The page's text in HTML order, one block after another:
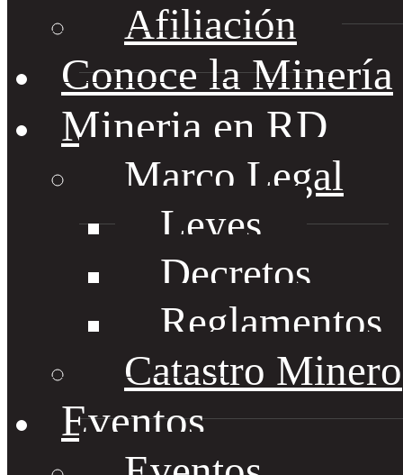
Afiliación
Conoce la Minería
Mineria en RD
Marco Legal
Leyes
Decretos
Reglamentos
Catastro Minero
Eventos